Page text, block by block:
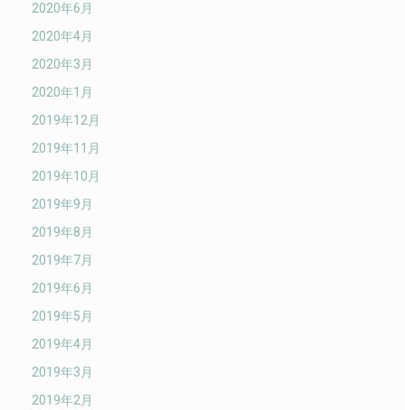
2020年6月
2020年4月
2020年3月
2020年1月
2019年12月
2019年11月
2019年10月
2019年9月
2019年8月
2019年7月
2019年6月
2019年5月
2019年4月
2019年3月
2019年2月